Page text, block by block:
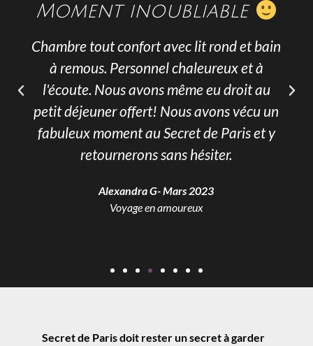
Moment inoubliable
Chambre tout confort avec lit rond et bain
à remous. Personnel chaleureux et à
l'écoute. Nous avons même eu droit au
petit déjeuner offert! Nous avons vécu un
fabuleux moment au Secret de Paris et y
retournerons sans hésiter.
Alexandra G- Mars 2023
Voyage en amoureux
Secret de Paris doit rester un secret à garder